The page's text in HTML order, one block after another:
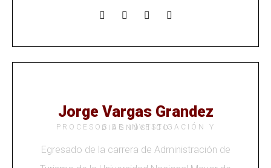
Jorge Vargas Grandez
PROCESOS DE INVESTIGACIÓN Y DIAGNÓSTICO
Egresado de la carrera de Administración de